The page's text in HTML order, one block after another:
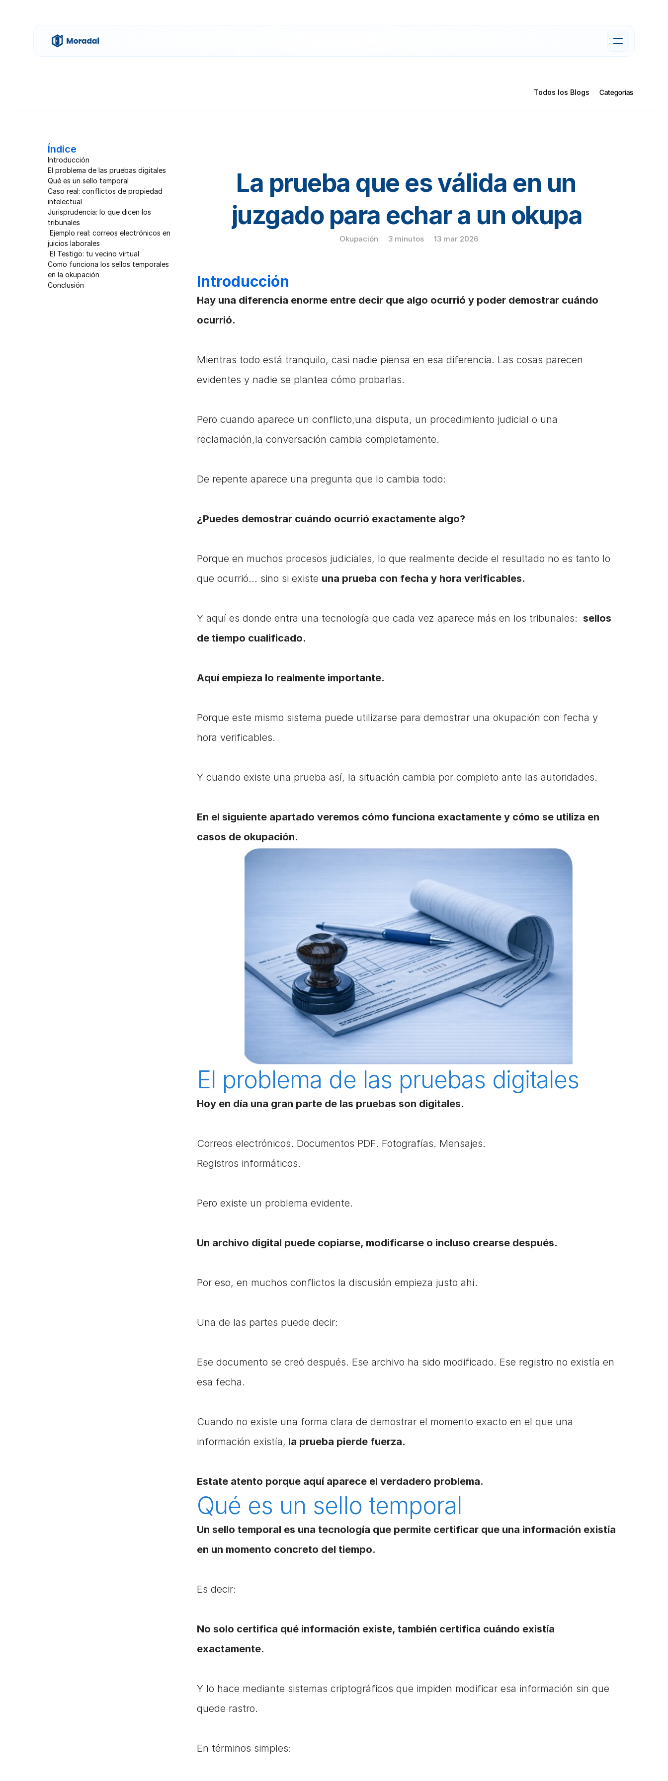
Todos los Blogs Categorías
Índice
Introducción
El problema de las pruebas digitales
Qué es un sello temporal
Caso real: conflictos de propiedad
intelectual
Jurisprudencia: lo que dicen los
tribunales
juicios laborales
El Testigo: tu vecino virtual
Como funciona los sellos temporales
en la okupación
Conclusión
La prueba que es válida en un
Okupación 3 minutos 13 mar 2026
Introducción
Hay una diferencia enorme entre decir que algo ocurrió y poder demostrar cuándo
ocurrió.
Mientras todo está tranquilo, casi nadie piensa en esa diferencia. Las cosas parecen
evidentes y nadie se plantea cómo probarlas.
Pero cuando aparece un conflicto,una disputa, un procedimiento judicial o una
reclamación,la conversación cambia completamente.
De repente aparece una pregunta que lo cambia todo:
¿Puedes demostrar cuándo ocurrió exactamente algo?
Porque en muchos procesos judiciales, lo que realmente decide el resultado no es tanto lo
que ocurrió… sino si existe una prueba con fecha y hora verificables.
Y aquí es donde entra una tecnología que cada vez aparece más en los tribunales: sellos
de tiempo cualificado.
Aquí empieza lo realmente importante.
Porque este mismo sistema puede utilizarse para demostrar una okupación con fecha y
hora verificables.
Y cuando existe una prueba así, la situación cambia por completo ante las autoridades.
En el siguiente apartado veremos cómo funciona exactamente y cómo se utiliza en
casos de okupación.
El problema de las pruebas digitales
Hoy en día una gran parte de las pruebas son digitales.
Correos electrónicos. Documentos PDF. Fotografías. Mensajes.
Registros informáticos.
Pero existe un problema evidente.
Un archivo digital puede copiarse, modificarse o incluso crearse después.
Por eso, en muchos conflictos la discusión empieza justo ahí.
Una de las partes puede decir:
Ese documento se creó después. Ese archivo ha sido modificado. Ese registro no existía en
esa fecha.
Cuando no existe una forma clara de demostrar el momento exacto en el que una
información existía, la prueba pierde fuerza.
Estate atento porque aquí aparece el verdadero problema.
Qué es un sello temporal
Un sello temporal es una tecnología que permite certificar que una información existía
en un momento concreto del tiempo.
Es decir:
No solo certifica qué información existe, también certifica cuándo existía
exactamente.
Y lo hace mediante sistemas criptográficos que impiden modificar esa información sin que
quede rastro.
En términos simples: